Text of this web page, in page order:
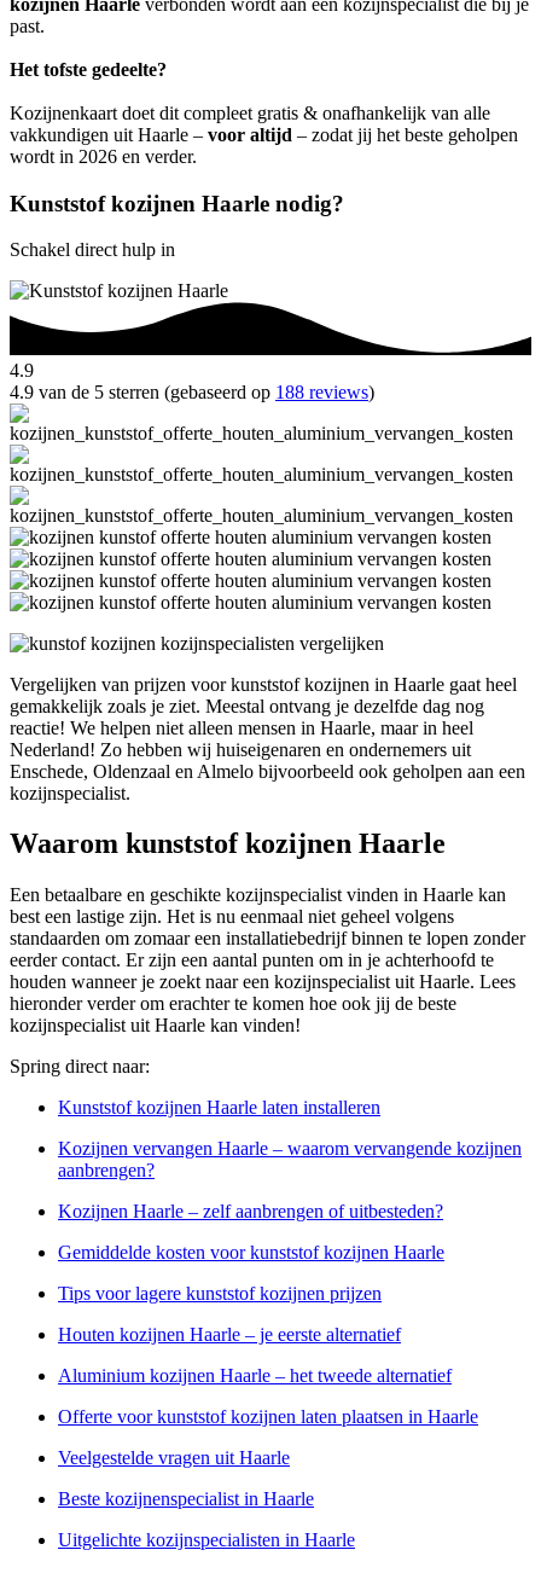
kozijnen Haarle verbonden wordt aan een kozijnspecialist die bij je
past.
Het tofste gedeelte?
Kozijnenkaart doet dit compleet gratis & onafhankelijk van alle
vakkundigen uit Haarle – voor altijd – zodat jij het beste geholpen
wordt in 2026 en verder.
Kunststof kozijnen Haarle nodig?
Schakel direct hulp in
4.9
4.9 van de 5 sterren (gebaseerd op 188 reviews)
Vergelijken van prijzen voor kunststof kozijnen in Haarle gaat heel
gemakkelijk zoals je ziet. Meestal ontvang je dezelfde dag nog
reactie! We helpen niet alleen mensen in Haarle, maar in heel
Nederland! Zo hebben wij huiseigenaren en ondernemers uit
Enschede, Oldenzaal en Almelo bijvoorbeeld ook geholpen aan een
kozijnspecialist.
Waarom kunststof kozijnen Haarle
Een betaalbare en geschikte kozijnspecialist vinden in Haarle kan
best een lastige zijn. Het is nu eenmaal niet geheel volgens
standaarden om zomaar een installatiebedrijf binnen te lopen zonder
eerder contact. Er zijn een aantal punten om in je achterhoofd te
houden wanneer je zoekt naar een kozijnspecialist uit Haarle. Lees
hieronder verder om erachter te komen hoe ook jij de beste
kozijnspecialist uit Haarle kan vinden!
Spring direct naar:
Kunststof kozijnen Haarle laten installeren
Kozijnen vervangen Haarle – waarom vervangende kozijnen
aanbrengen?
Kozijnen Haarle – zelf aanbrengen of uitbesteden?
Gemiddelde kosten voor kunststof kozijnen Haarle
Tips voor lagere kunststof kozijnen prijzen
Houten kozijnen Haarle – je eerste alternatief
Aluminium kozijnen Haarle – het tweede alternatief
Offerte voor kunststof kozijnen laten plaatsen in Haarle
Veelgestelde vragen uit Haarle
Beste kozijnenspecialist in Haarle
Uitgelichte kozijnspecialisten in Haarle